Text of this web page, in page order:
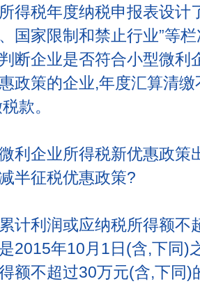
得税年度纳税申报表设计
国家限制和禁止行业”等
断企业是否符合小型微利
政策的企业,年度汇算清
款。
企业所得税新优惠政策
半征税优惠政策?
利润或应纳税所得额不
2015年10月1日(含,下同)
额不超过30万元(含,下同)